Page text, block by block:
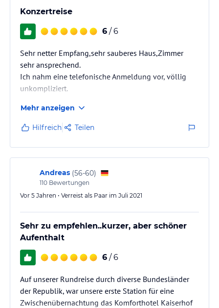
Konzertreise
6 / 6
Sehr netter Empfang,sehr sauberes Haus,Zimmer
sehr ansprechend.
Ich nahm eine telefonische Anmeldung vor, völlig
unkompliziert.
Mehr anzeigen
Hilfreich Teilen
Andreas (56-60)
110 Bewertungen
Vor 5 Jahren • Verreist als Paar im Juli 2021
Sehr zu empfehlen..kurzer, aber schöner
Aufenthalt
6 / 6
Auf unserer Rundreise durch diverse Bundesländer
der Republik, war unsere erste Station für eine
Zwischenübernachtung das Komforthotel Kaiserhof